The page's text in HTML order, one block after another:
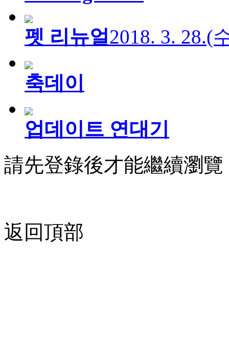
펫 리뉴얼2018. 3. 28.(
축데이
업데이트 연대기
請先登錄後才能繼續瀏覽
返回頂部